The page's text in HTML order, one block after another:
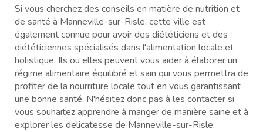
Si vous cherchez des conseils en matière de nutrition et
de santé à Manneville-sur-Risle, cette ville est
également connue pour avoir des diététiciens et des
diététiciennes spécialisés dans l'alimentation locale et
holistique. Ils ou elles peuvent vous aider à élaborer un
régime alimentaire équilibré et sain qui vous permettra de
profiter de la nourriture locale tout en vous garantissant
une bonne santé. N'hésitez donc pas à les contacter si
vous souhaitez apprendre à manger de manière saine et à
explorer les delicatesse de Manneville-sur-Risle.